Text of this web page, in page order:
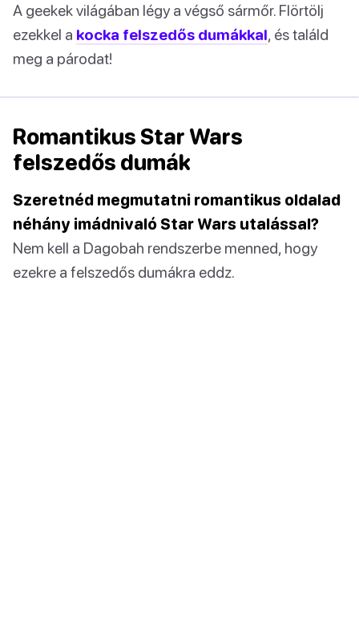
A geekek világában légy a végső sármőr. Flörtölj
ezekkel a kocka felszedős dumákkal, és találd
meg a párodat!
Romantikus Star Wars
felszedős dumák
Szeretnéd megmutatni romantikus oldalad
néhány imádnivaló Star Wars utalással?
Nem kell a Dagobah rendszerbe menned, hogy
ezekre a felszedős dumákra eddz.